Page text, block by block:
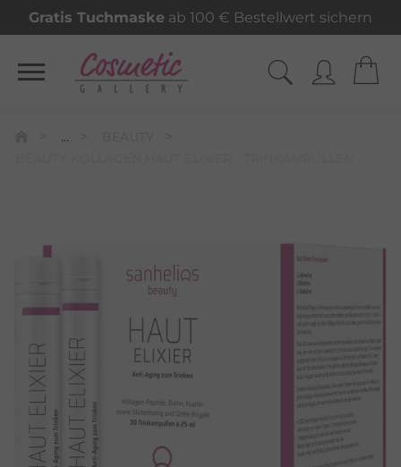
Gratis Tuchmaske ab 100 € Bestellwert sichern
...